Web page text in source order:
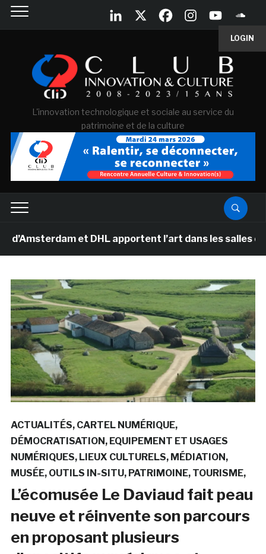
LOGIN
L'innovation technologique et sociale au service du
patrimoine et de la culture
et DHL apportent l’art dans les salles de
ACTUALITÉS CARTEL NUMÉRIQUE
DÉMOCRATISATION EQUIPEMENT ET USAGES
NUMÉRIQUES LIEUX CULTURELS MÉDIATION
MUSÉE OUTILS IN-SITU PATRIMOINE TOURISME
L’écomusée Le Daviaud fait peau
neuve et réinvente son parcours
en proposant plusieurs